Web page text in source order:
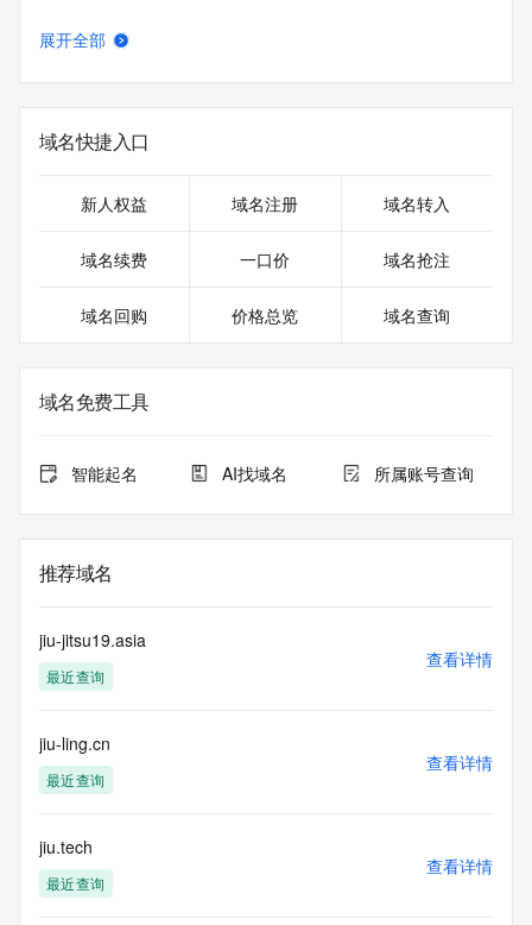
展开全部
域名快捷入口
新人权益 域名注册 域名转入
域名续费 一口价 域名抢注
域名回购 价格总览 域名查询
域名免费工具
智能起名 AI找域名 所属账号查询
推荐域名
jiu-jitsu19.asia
最近查询
查看详情
jiu-ling.cn
最近查询
查看详情
jiu.tech
最近查询
查看详情